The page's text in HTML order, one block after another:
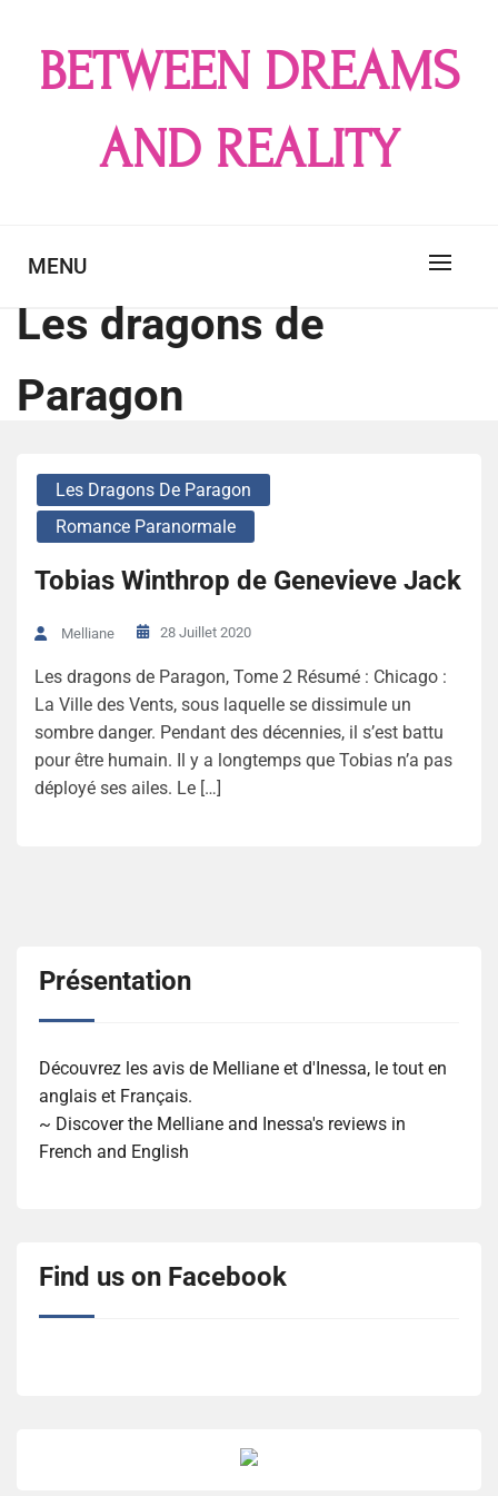
contentBETWEEN DREAMS
AND REALITY
MENU
Les dragons de
Paragon
Les Dragons De Paragon
Romance Paranormale
Tobias Winthrop de Genevieve Jack
Melliane 28 Juillet 2020
Les dragons de Paragon, Tome 2 Résumé : Chicago :
La Ville des Vents, sous laquelle se dissimule un
sombre danger. Pendant des décennies, il s’est battu
pour être humain. Il y a longtemps que Tobias n’a pas
déployé ses ailes. Le […]
Présentation
Découvrez les avis de Melliane et d'Inessa, le tout en
anglais et Français.
~ Discover the Melliane and Inessa's reviews in
French and English
Find us on Facebook